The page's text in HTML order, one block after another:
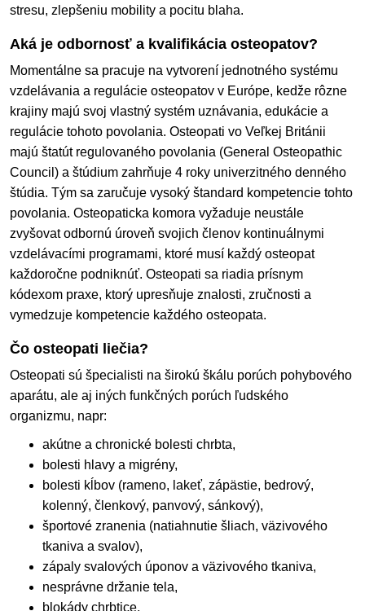
stresu, zlepšeniu mobility a pocitu blaha.
Aká je odbornosť a kvalifikácia osteopatov?
Momentálne sa pracuje na vytvorení jednotného systému
vzdelávania a regulácie osteopatov v Európe, kedže rôzne
krajiny majú svoj vlastný systém uznávania, edukácie a
regulácie tohoto povolania. Osteopati vo Veľkej Británii
majú štatút regulovaného povolania (General Osteopathic
Council) a štúdium zahrňuje 4 roky univerzitného denného
štúdia. Tým sa zaručuje vysoký štandard kompetencie tohto
povolania. Osteopaticka komora vyžaduje neustále
zvyšovat odbornú úroveň svojich členov kontinuálnymi
vzdelávacími programami, ktoré musí každý osteopat
každoročne podniknúť. Osteopati sa riadia prísnym
kódexom praxe, ktorý upresňuje znalosti, zručnosti a
vymedzuje kompetencie každého osteopata.
Čo osteopati liečia?
Osteopati sú špecialisti na širokú škálu porúch pohybového
aparátu, ale aj iných funkčných porúch ľudského
organizmu, napr:
akútne a chronické bolesti chrbta,
bolesti hlavy a migrény,
bolesti kĺbov (rameno, lakeť, zápästie, bedrový,
kolenný, členkový, panvový, sánkový),
športové zranenia (natiahnutie šliach, väzivového
tkaniva a svalov),
zápaly svalových úponov a väzivového tkaniva,
nesprávne držanie tela,
blokády chrbtice,